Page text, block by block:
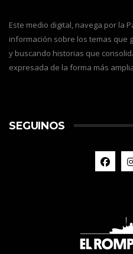
Este medio digital, navega por la
información sobre los temas que
y buscando historias que
expresada de la forma más
SEGUINOS